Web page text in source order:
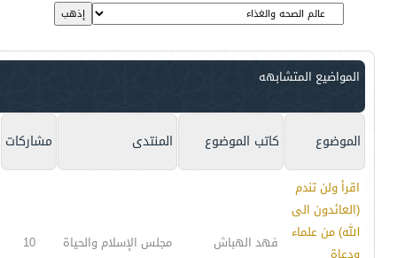
المواضيع المتشابهه
الموضوع كاتب الموضوع المنتدى مشاركات
اقرأ ولن تندم
(العائدون الى
الله) من علماء
فهد الهباش مجلس الإسلام والحياة 10